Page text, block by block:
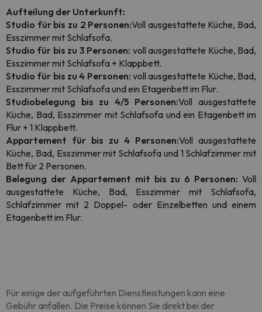
Aufteilung der Unterkunft:
Studio für bis zu 2 Personen:Voll ausgestattete Küche, Bad,
Esszimmer mit Schlafsofa.
Studio für bis zu 3 Personen: voll ausgestattete Küche, Bad,
Esszimmer mit Schlafsofa + Klappbett.
Studio für bis zu 4 Personen: voll ausgestattete Küche, Bad,
Esszimmer mit Schlafsofa und ein Etagenbett im Flur.
Studiobelegung bis zu 4/5 Personen:Voll ausgestattete
Küche, Bad, Esszimmer mit Schlafsofa und ein Etagenbett im
Flur + 1 Klappbett.
Appartement für bis zu 4 Personen:Voll ausgestattete
Küche, Bad, Esszimmer mit Schlafsofa und 1 Schlafzimmer mit
Bett für 2 Personen.
Belegung der Appartement mit bis zu 6 Personen: Voll
ausgestattete Küche, Bad, Esszimmer mit Schlafsofa,
Schlafzimmer mit 2 Doppel- oder Einzelbetten und einem
Etagenbett im Flur.
Für einige der aufgeführten Dienstleistungen kann eine
Gebühr anfallen. Die Preise können Sie direkt bei der